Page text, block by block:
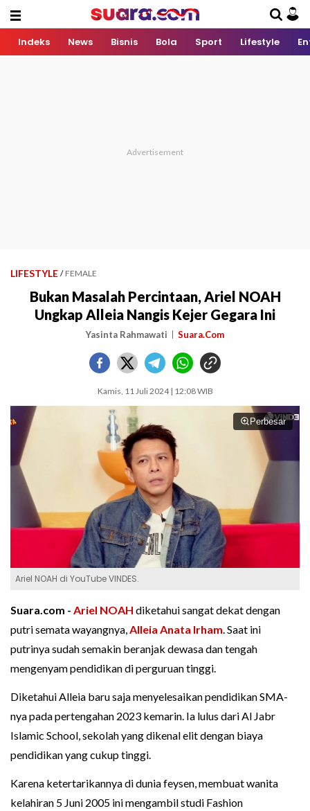
Indeks News Bisnis Bola Sport Lifestyle
LIFESTYLE / FEMALE
Bukan Masalah Percintaan, Ariel NOAH
Ungkap Alleia Nangis Kejer Gegara Ini
Yasinta Rahmawati Suara.Com
Kamis, 11 Juli 2024 | 12:08 WIB
Perbesar
Ariel NOAH di YouTube VINDES.
Suara.com - Ariel NOAH diketahui sangat dekat dengan
putri semata wayangnya,Alleia Anata Irham. Saat ini
putrinya sudah semakin beranjak dewasa dan tengah
mengenyam pendidikan di perguruan tinggi.
Diketahui Alleia baru saja menyelesaikan pendidikan SMA-
nya pada pertengahan 2023 kemarin. Ia lulus dari Al Jabr
Islamic School, sekolah yang dikenal elit dengan biaya
pendidikan yang cukup tinggi.
Karena ketertarikannya di dunia feysen, membuat wanita
kelahiran 5 Juni 2005 ini mengambil studi Fashion